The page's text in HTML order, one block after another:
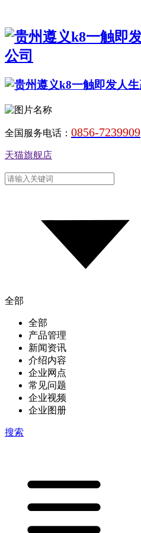
全国服务电话： 0856-7239909
天猫旗舰店
全部
全部
产品管理
新闻资讯
介绍内容
企业网点
常见问题
企业视频
企业图册
搜索